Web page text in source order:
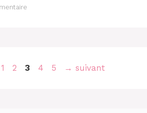
Page
1 Page
2 Page
3 Page
4 Page
5 → suivant